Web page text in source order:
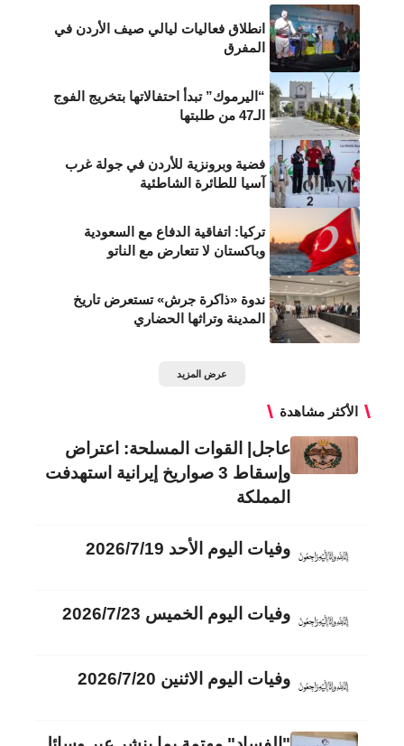
انطلاق فعاليات ليالي صيف الأردن في
المفرق
“اليرموك” تبدأ احتفالاتها بتخريج الفوج
الـ47 من طلبتها
فضية وبرونزية للأردن في جولة غرب
آسيا للطائرة الشاطئية
تركيا: اتفاقية الدفاع مع السعودية
وباكستان لا تتعارض مع الناتو
ندوة «ذاكرة جرش» تستعرض تاريخ
المدينة وتراثها الحضاري
عرض المزيد
الأكثر مشاهدة
عاجل| القوات المسلحة: اعتراض
وإسقاط 3 صواريخ إيرانية استهدفت
المملكة
وفيات اليوم الأحد 2026/7/19
وفيات اليوم الخميس 2026/7/23
وفيات اليوم الاثنين 2026/7/20